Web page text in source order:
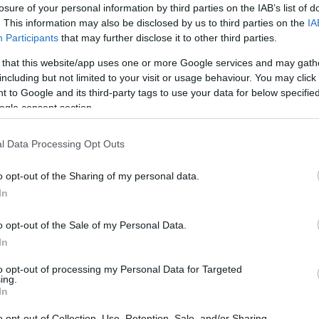
of your personal information by third parties on the IAB’s list of
This information may also be disclosed by us to third parties on the
Participants that may further disclose it to other third parties.
that this website/app uses one or more Google services and may
but not limited to your visit or usage behaviour. You may
to Google and its third-party tags to use your data for below
consent section.
Data Processing Opt Outs
opt-out of the Sharing of my personal data.
opt-out of the Sale of my Personal Data.
opt-out of processing my Personal Data for Targeted
hogy az alkotó tevékenységen kívül melyik jelölt fordít
hagyomány, mesterség fennmaradásához.
kaptak, valamint 2 millió forintos pénzjutalomban
Cseszák Zsombor népzenész, zenetanár, Eitler Ágnes
népdalénekes, Kovács Gábor Norbert néptáncos
és Sőregi Anna népdalénekes.
feladata van a zsűrinek, hiszen egyre több kiváló fiatal,
veszi, hogy olyanok kapják a díjat, akik nemcsak aktívak
esetleg annak továbbörökítésével, azaz például oktatásával is
a Prima Primissima Alapítványnak, és ezt a kategóriát
3 évben is biztosan a Docler adja át ezt a díjat.